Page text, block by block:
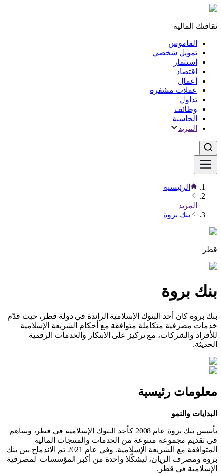
ثقافتك المالية
القاموس
تمويل شخصي
استثمار
اقتصاد
أعمال
عملات مشفرة
تداول
وظائف
الحاسبة
المزيد
الرئيسية
المزيد
بنك بروة
قطر
بنك بروة
بنك بروة كان أحد البنوك الإسلامية الرائدة في دولة قطر، حيث قدّم
خدمات مصرفية متكاملة متوافقة مع أحكام الشريعة الإسلامية
للأفراد والشركات، مع تركيز على الابتكار والخدمات الرقمية
الحديثة.
معلومات رئيسية
البدايات والنمو
تأسس بنك بروة عام 2008 كأحد البنوك الإسلامية في قطر، وساهم
في تقديم مجموعة متنوعة من الخدمات والمنتجات المالية
المتوافقة مع الشريعة الإسلامية. وفي عام 2021 تم الاندماج بين بنك
بروة ومصرف الريان، ليشكّلا واحدة من أكبر المؤسسات المصرفية
الإسلامية في قطر.